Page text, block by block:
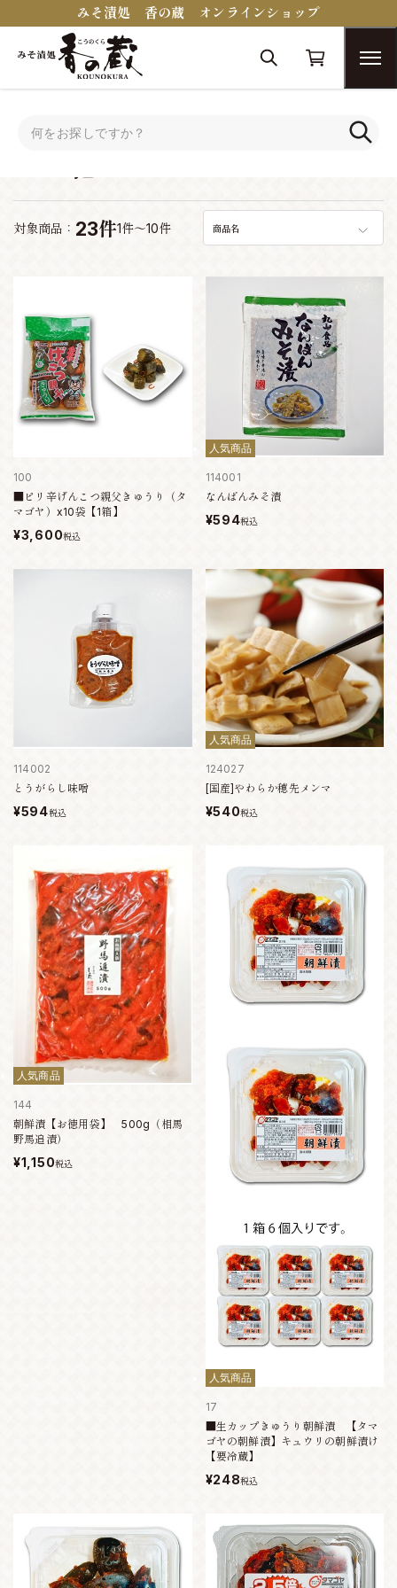
みそ漬処 香の蔵 オンラインショップ
対象商品： 23件1件～10件 商品名
100
■ピリ辛げんこつ親父きゅうり（タ
マゴヤ）x10袋【1箱】
¥3,600税込
人気商品
114001
なんばんみそ漬
¥594税込
114002
とうがらし味噌
¥594税込
人気商品
124027
[国産]やわらか穂先メンマ
¥540税込
人気商品
144
朝鮮漬【お徳用袋】 500g（相馬
野馬追漬）
¥1,150税込
人気商品
17
■生カップきゅうり朝鮮漬 【タマ
ゴヤの朝鮮漬】キュウリの朝鮮漬け
【要冷蔵】
¥248税込